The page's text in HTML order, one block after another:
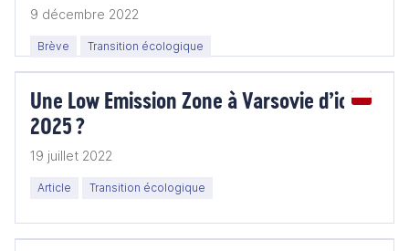
9 décembre 2022
Brève Transition écologique
Une Low Emission Zone à Varsovie d’ici
2025 ?
19 juillet 2022
Article Transition écologique